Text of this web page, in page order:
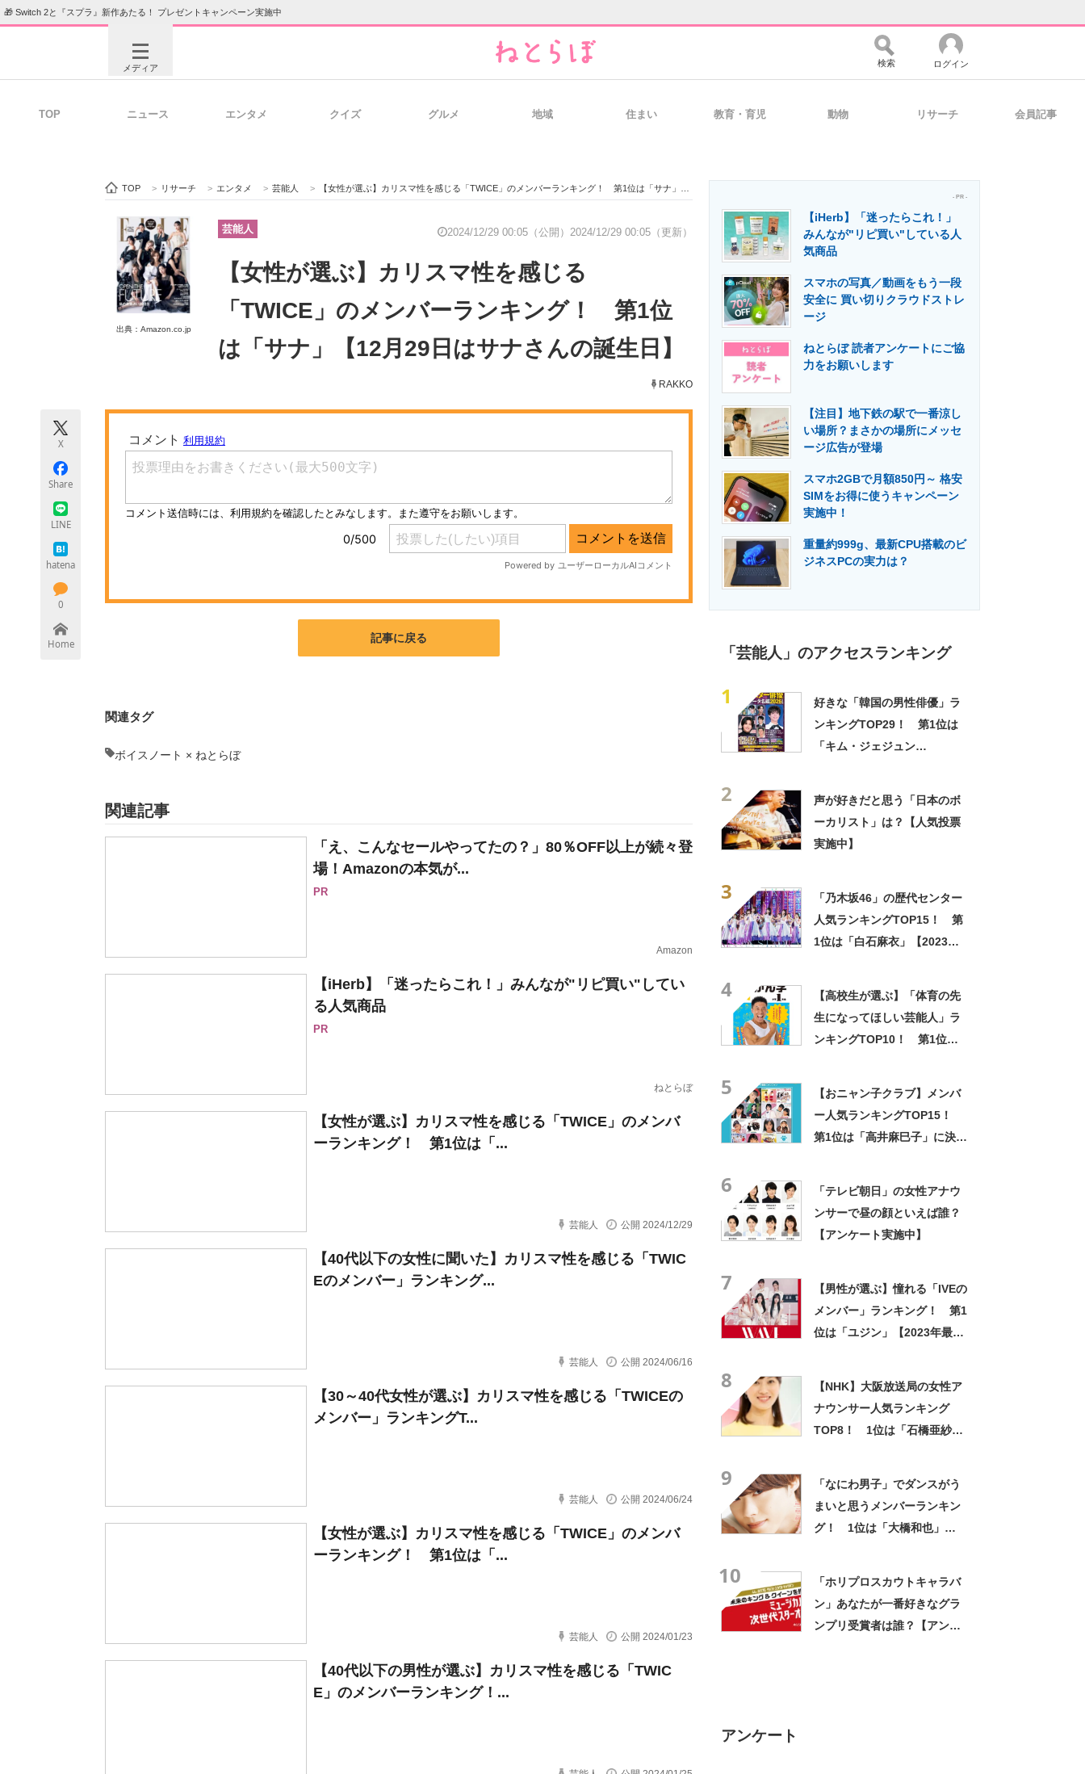
🎁 Switch 2と『スプラ』新作あたる！ プレゼントキャンペーン実施中
メディア
ビジネスと働き方のヒント 経営リーダーのコミュニティ マーケ×ITの今がよく分かる
ITエンジニア向け専門サイト 製造業のIT導入・活用を支援
エネルギーの専門メディア 建設×テクノロジーの最前線
ちょっと気になるネットの話題
検索 ログイン
TOP ニュース エンタメ クイズ グルメ 地域 住まい 教育・育児 動物 リサーチ 会員記事
TOP > リサーチ > エンタメ > 芸能人 > 【女性が選ぶ】カリスマ性を感じる「TWICE」のメンバーランキング！ 第1位は「サナ」【12月29日はサナさんの誕生日】
出典：Amazon.co.jp
芸能人 2024/12/29 00:05（公開） 2024/12/29 00:05（更新）
【女性が選ぶ】カリスマ性を感じる
「TWICE」のメンバーランキング！ 第1位
は「サナ」【12月29日はサナさんの誕生日】
RAKKO
X
Share
LINE
hatena
0
Home 記事に戻る
関連タグ
ボイスノート × ねとらぼ
関連記事
「え、こんなセールやってたの？」80％OFF以上が続々登
場！Amazonの本気が...
PR
Amazon
【iHerb】「迷ったらこれ！」みんなが"リピ買い"してい
る人気商品
PR
ねとらぼ
【女性が選ぶ】カリスマ性を感じる「TWICE」のメンバ
ーランキング！ 第1位は「...
芸能人 公開 2024/12/29
【40代以下の女性に聞いた】カリスマ性を感じる「TWIC
Eのメンバー」ランキング...
芸能人 公開 2024/06/16
【30～40代女性が選ぶ】カリスマ性を感じる「TWICEの
メンバー」ランキングT...
芸能人 公開 2024/06/24
【女性が選ぶ】カリスマ性を感じる「TWICE」のメンバ
ーランキング！ 第1位は「...
芸能人 公開 2024/01/23
【40代以下の男性が選ぶ】カリスマ性を感じる「TWIC
E」のメンバーランキング！...
- PR -
【iHerb】「迷ったらこれ！」
みんなが"リピ買い"している人
気商品
スマホの写真／動画をもう一段
安全に 買い切りクラウドストレ
ージ
ねとらぼ 読者アンケートにご協
力をお願いします
【注目】地下鉄の駅で一番涼し
い場所？まさかの場所にメッセ
ージ広告が登場
スマホ2GBで月額850円～ 格安
SIMをお得に使うキャンペーン
実施中！
重量約999g、最新CPU搭載のビ
ジネスPCの実力は？
「芸能人」のアクセスランキング
1
好きな「韓国の男性俳優」ラ
ンキングTOP29！ 第1位は
「キム・ジェジュン
2
声が好きだと思う「日本のボ
ーカリスト」は？【人気投票
実施中】
3
「乃木坂46」の歴代センター
人気ランキングTOP15！ 第
1位は「白石麻衣」【2023年
4
【高校生が選ぶ】「体育の先
生になってほしい芸能人」ラ
ンキングTOP10！ 第1位は
5
【おニャン子クラブ】メンバ
ー人気ランキングTOP15！
第1位は「高井麻巳子」に決
6
「テレビ朝日」の女性アナウ
ンサーで昼の顔といえば誰？
【アンケート実施中】
7
【男性が選ぶ】憧れる「IVEの
メンバー」ランキング！ 第1
位は「ユジン」【2023年最新
8
【NHK】大阪放送局の女性ア
ナウンサー人気ランキング
TOP8！ 1位は「石橋亜紗」
9
「なにわ男子」でダンスがう
まいと思うメンバーランキン
グ！ 1位は「大橋和也」
10
「ホリプロスカウトキャラバ
ン」あなたが一番好きなグラ
ンプリ受賞者は誰？【アンケ
アンケート